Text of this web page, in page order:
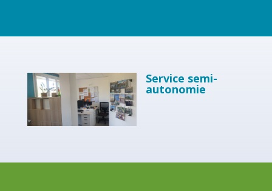
Service semi-
autonomie